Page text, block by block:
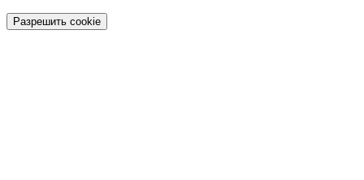
Разрешить cookie